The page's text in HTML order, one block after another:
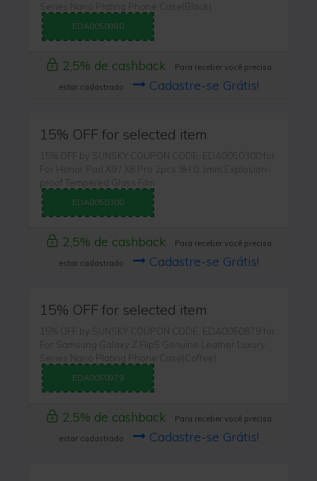
Series Nano Plating Phone Case(Black)
EDA0050880
2,5% de cashback
Para receber você precisa
estar cadastrado
Cadastre-se Grátis!
15% OFF for selected item
15% OFF by SUNSKY COUPON CODE: EDA0050300 for
For Honor Pad X9 / X8 Pro 2pcs 9H 0.3mm Explosion-
proof Tempered Glass Film
EDA0050300
2,5% de cashback
Para receber você precisa
estar cadastrado
Cadastre-se Grátis!
15% OFF for selected item
15% OFF by SUNSKY COUPON CODE: EDA0050879 for
For Samsung Galaxy Z Flip5 Genuine Leather Luxury
Series Nano Plating Phone Case(Coffee)
EDA0050879
2,5% de cashback
Para receber você precisa
estar cadastrado
Cadastre-se Grátis!